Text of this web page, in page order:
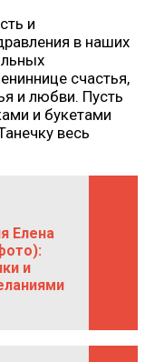
и
в наших
счастья,
и любви. Пусть
и букетами
весь
Елена
и